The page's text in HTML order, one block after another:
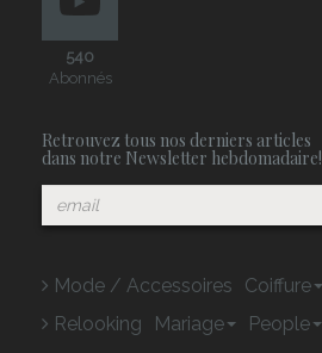
540
Abonnés
Retrouvez tous nos derniers articles
dans notre Newsletter hebdomadaire!
Mode / Accessoires Coiffure
Relooking
Mariage People